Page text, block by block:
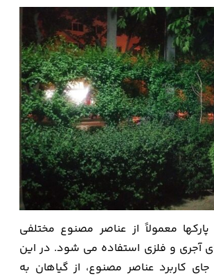
معمولاً از عناصر مصنوع مختلفی
آجری و فلزی استفاده می شود. در این
کاربرد عناصر مصنوع، از گیاهان به